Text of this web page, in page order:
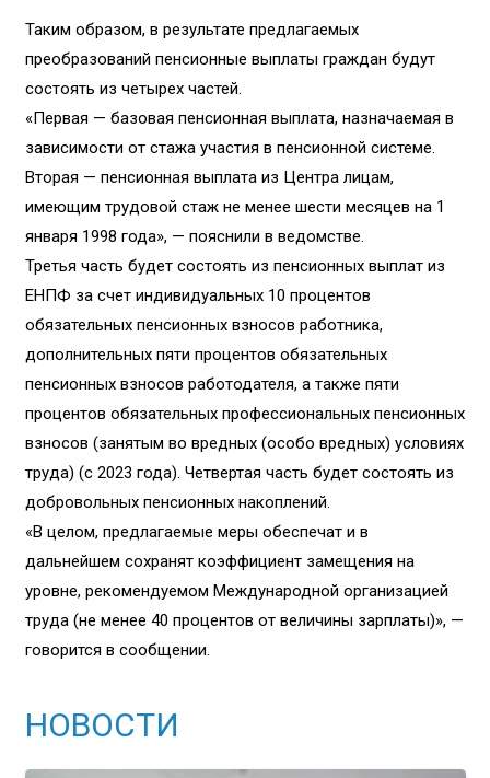
Таким образом, в результате предлагаемых
преобразований пенсионные выплаты граждан будут
состоять из четырех частей.
«Первая — базовая пенсионная выплата, назначаемая в
зависимости от стажа участия в пенсионной системе.
Вторая — пенсионная выплата из Центра лицам,
имеющим трудовой стаж не менее шести месяцев на 1
января 1998 года», — пояснили в ведомстве.
Третья часть будет состоять из пенсионных выплат из
ЕНПФ за счет индивидуальных 10 процентов
обязательных пенсионных взносов работника,
дополнительных пяти процентов обязательных
пенсионных взносов работодателя, а также пяти
процентов обязательных профессиональных пенсионных
взносов (занятым во вредных (особо вредных) условиях
труда) (с 2023 года). Четвертая часть будет состоять из
добровольных пенсионных накоплений.
«В целом, предлагаемые меры обеспечат и в
дальнейшем сохранят коэффициент замещения на
уровне, рекомендуемом Международной организацией
труда (не менее 40 процентов от величины зарплаты)», —
говорится в сообщении.
НОВОСТИ